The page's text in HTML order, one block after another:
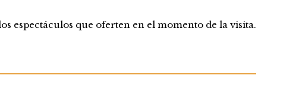
espectáculos que oferten en el momento de la visita.